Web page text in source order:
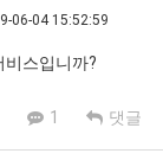
06-04 15:52:59
비스입니까?
1 댓글